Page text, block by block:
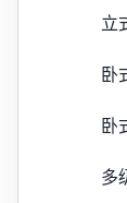
立
卧
卧
多